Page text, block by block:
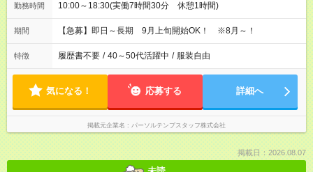
勤務時間 10:00～18:30(実働7時間30分 休憩1時間)
期間 【急募】即日～長期 9月上旬開始OK！ ※8月～！
特徴 履歴書不要 / 40～50代活躍中 / 服装自由
気になる！ 応募する 詳細へ
掲載元企業名 パーソルテンプスタッフ株式会社
掲載日：2026.08.07